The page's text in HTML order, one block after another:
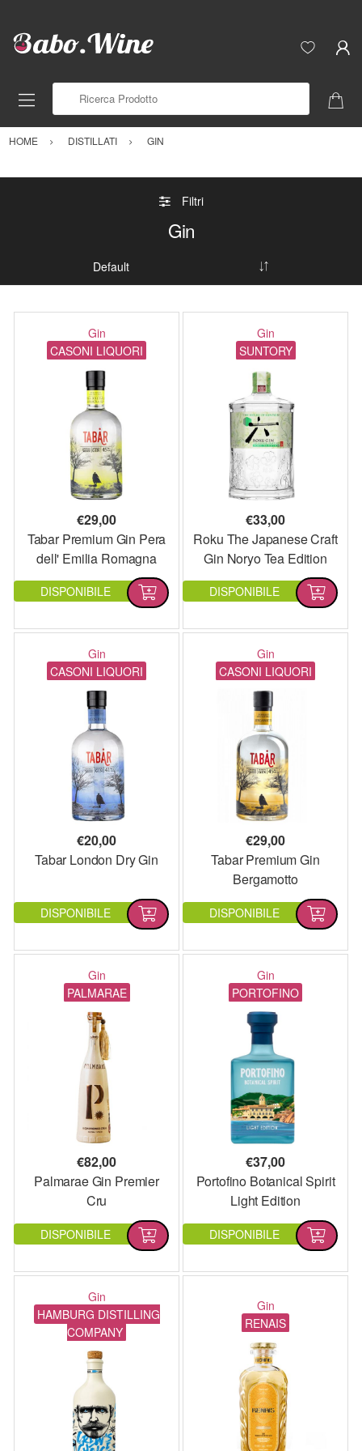
HOME DISTILLATI GIN
Filtri
Gin
Gin
CASONI LIQUORI
€29,00
Tabar Premium Gin Pera
dell' Emilia Romagna
DISPONIBILE
Gin
SUNTORY
€33,00
Roku The Japanese Craft
Gin Noryo Tea Edition
DISPONIBILE
Gin
CASONI LIQUORI
€20,00
Tabar London Dry Gin
DISPONIBILE
Gin
CASONI LIQUORI
€29,00
Tabar Premium Gin
Bergamotto
DISPONIBILE
Gin
PALMARAE
€82,00
Palmarae Gin Premier
Cru
DISPONIBILE
Gin
PORTOFINO
€37,00
Portofino Botanical Spirit
Light Edition
DISPONIBILE
Gin
HAMBURG DISTILLING
COMPANY
Gin
RENAIS